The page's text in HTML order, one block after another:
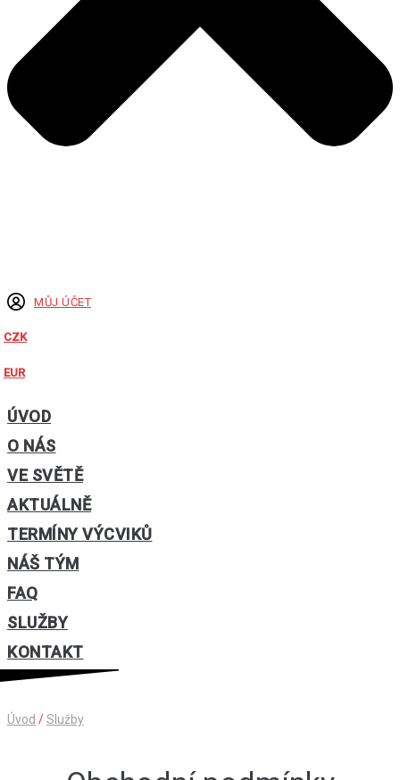
MŮJ ÚČET
CZK
EUR
ÚVOD
O NÁS
VE SVĚTĚ
AKTUÁLNĚ
TERMÍNY VÝCVIKŮ
NÁŠ TÝM
FAQ
SLUŽBY
KONTAKT
Úvod /Služby